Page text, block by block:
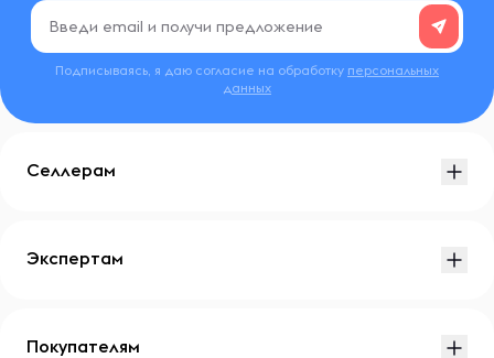
Подписываясь, я даю согласие на обработку персональных
данных
Селлерам
Экспертам
Покупателям